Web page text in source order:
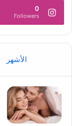
0
Followers
الأشهر